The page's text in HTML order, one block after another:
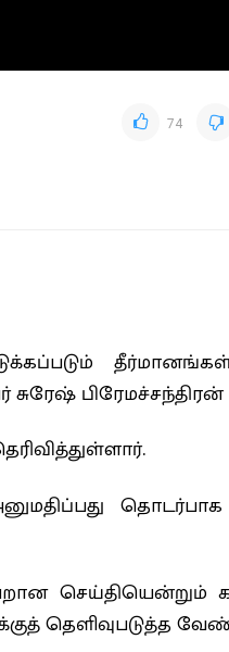
74
பிரேமச்சந்திரன்
தெளிவுபடுத்த